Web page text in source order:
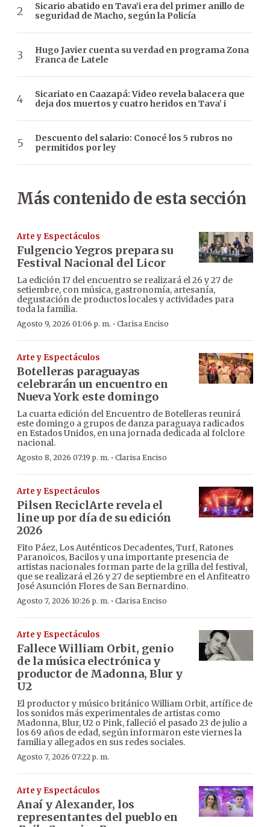
Sicario abatido en Tava’i era del primer anillo de
seguridad de Macho, según la Policía
Hugo Javier cuenta su verdad en programa Zona
Franca de Latele
Sicariato en Caazapá: Video revela balacera que
deja dos muertos y cuatro heridos en Tava’ i
Descuento del salario: Conocé los 5 rubros no
permitidos por ley
Más contenido de esta sección
Arte y Espectáculos
Fulgencio Yegros prepara su
Festival Nacional del Licor
La edición 17 del encuentro se realizará el 26 y 27 de
setiembre, con música, gastronomía, artesanía,
degustación de productos locales y actividades para
toda la familia.
Agosto 9, 2026 01:06 p. m. · Clarisa Enciso
Arte y Espectáculos
Botelleras paraguayas
celebrarán un encuentro en
Nueva York este domingo
La cuarta edición del Encuentro de Botelleras reunirá
este domingo a grupos de danza paraguaya radicados
en Estados Unidos, en una jornada dedicada al folclore
nacional.
Agosto 8, 2026 07:19 p. m. · Clarisa Enciso
Arte y Espectáculos
Pilsen ReciclArte revela el
line up por día de su edición
2026
Fito Páez, Los Auténticos Decadentes, Turf, Ratones
Paranoicos, Bacilos y una importante presencia de
artistas nacionales forman parte de la grilla del festival,
que se realizará el 26 y 27 de septiembre en el Anfiteatro
José Asunción Flores de San Bernardino.
Agosto 7, 2026 10:26 p. m. · Clarisa Enciso
Arte y Espectáculos
Fallece William Orbit, genio
de la música electrónica y
productor de Madonna, Blur y
U2
El productor y músico británico William Orbit, artífice de
los sonidos más experimentales de artistas como
Madonna, Blur, U2 o Pink, falleció el pasado 23 de julio a
los 69 años de edad, según informaron este viernes la
familia y allegados en sus redes sociales.
Agosto 7, 2026 07:22 p. m.
Arte y Espectáculos
Anaí y Alexander, los
representantes del pueblo en